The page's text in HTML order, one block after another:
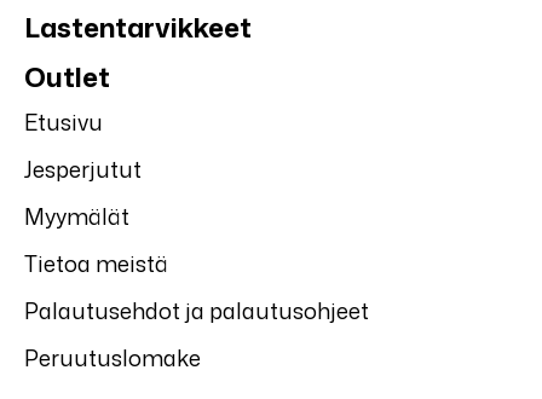
Lastentarvikkeet
Outlet
Etusivu
Jesperjutut
Myymälät
Tietoa meistä
Palautusehdot ja palautusohjeet
Peruutuslomake